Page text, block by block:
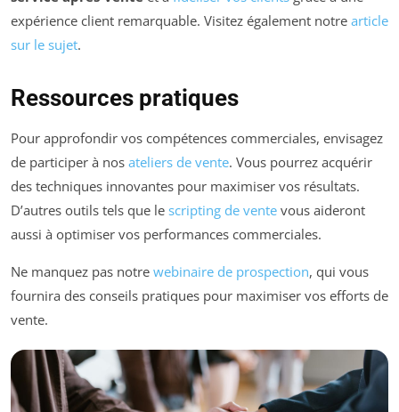
expérience client remarquable. Visitez également notre article
sur le sujet.
Ressources pratiques
Pour approfondir vos compétences commerciales, envisagez
de participer à nos ateliers de vente. Vous pourrez acquérir
des techniques innovantes pour maximiser vos résultats.
D’autres outils tels que le scripting de vente vous aideront
aussi à optimiser vos performances commerciales.
Ne manquez pas notre webinaire de prospection, qui vous
fournira des conseils pratiques pour maximiser vos efforts de
vente.